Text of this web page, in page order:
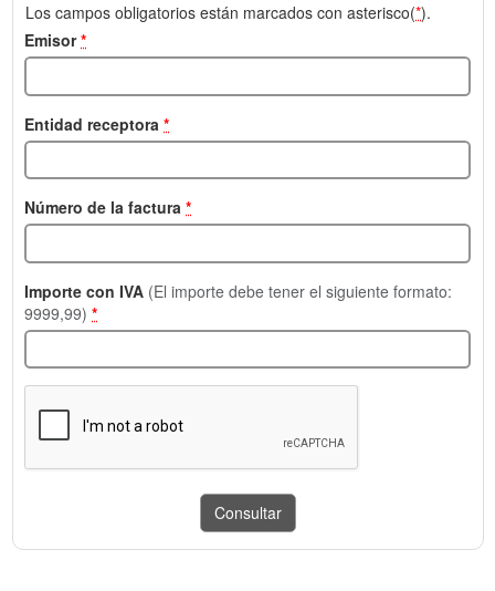
Los campos obligatorios están marcados con asterisco(*).
Emisor*
Entidad receptora *
Número de la factura *
Importe con IVA (El importe debe tener el siguiente formato:
9999,99) *